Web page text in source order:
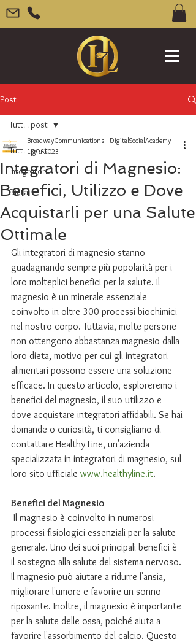
Post
Tutti i post
Integratori
Dieta
Tutti i post
Integratori di Magnesio:
Benefici, Utilizzo e Dove
Acquistarli per una Salute
Ottimale
BroadwayCommunications - DigitalSocialAcademy
1 giu 2023
Gli integratori di magnesio stanno
guadagnando sempre più popolarità per i
loro molteplici benefici per la salute. Il
magnesio è un minerale essenziale
coinvolto in oltre 300 processi biochimici
nel nostro corpo. Tuttavia, molte persone
non ottengono abbastanza magnesio dalla
loro dieta, motivo per cui gli integratori
alimentari possono essere una soluzione
efficace. In questo articolo, esploreremo i
benefici del magnesio, il suo utilizzo e
dove acquistare integratori affidabili. Se hai
domande o curiosità, ti consigliamo di
contattare Healthy Line, un'azienda
specializzata in integratori di magnesio, sul
loro sito ufficiale www.healthyline.it.
Benefici del Magnesio
processi fisiologici essenziali per la salute
generale. Uno dei suoi principali benefici è
il sostegno alla salute del sistema nervoso.
Il magnesio può aiutare a ridurre l'ansia,
migliorare l'umore e favorire un sonno
riposante. Inoltre, il magnesio è importante
per la salute delle ossa, poiché aiuta a
favorire l'assorbimento del calcio. Questo